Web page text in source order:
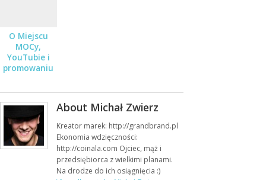
O Miejscu
MOCy,
YouTubie i
promowaniu
Pruszków
POPRadiu
About Michał Zwierz
Kreator marek: http://grandbrand.pl
Ekonomia wdzięczności:
http://coinala.com Ojciec, mąż i
przedsiębiorca z wielkimi planami.
Na drodze do ich osiągnięcia :)